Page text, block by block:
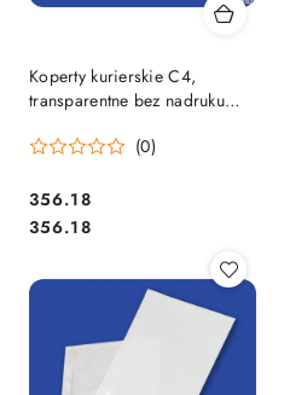
Koperty kurierskie C4,
transparentne bez nadruku
KOPERTY 66338097
(0)
Cena:
356.18
Cena:
356.18